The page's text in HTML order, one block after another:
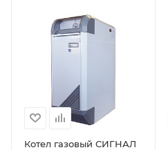
Котел газовый СИГНАЛ